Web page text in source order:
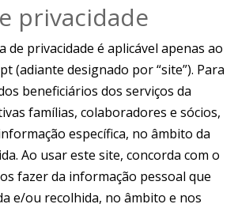
privacidade
de privacidade é aplicável apenas ao
(adiante designado por “site”). Para
beneficiários dos serviços da
famílias, colaboradores e sócios,
específica, no âmbito da
Ao usar este site, concorda com o
fazer da informação pessoal que
e/ou recolhida, no âmbito e nos